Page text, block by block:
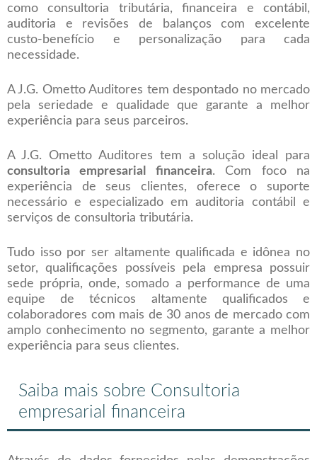
como consultoria tributária, financeira e contábil,
auditoria e revisões de balanços com excelente
custo-benefício e personalização para cada
necessidade.
A J.G. Ometto Auditores tem despontado no mercado
pela seriedade e qualidade que garante a melhor
experiência para seus parceiros.
A J.G. Ometto Auditores tem a solução ideal para
consultoria empresarial financeira. Com foco na
experiência de seus clientes, oferece o suporte
necessário e especializado em auditoria contábil e
serviços de consultoria tributária.
Tudo isso por ser altamente qualificada e idônea no
setor, qualificações possíveis pela empresa possuir
sede própria, onde, somado a performance de uma
equipe de técnicos altamente qualificados e
colaboradores com mais de 30 anos de mercado com
amplo conhecimento no segmento, garante a melhor
experiência para seus clientes.
Saiba mais sobre Consultoria
empresarial financeira